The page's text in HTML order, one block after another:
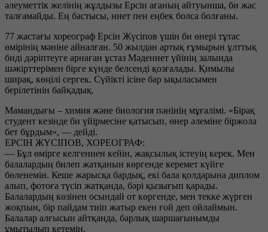
әлеуметтік желінің жұлдызы Ерсін ағаның айтуынша, би жас
талғамайды. Ең бастысы, ниет пен еңбек болса болғаны.
77 жастағы хореограф Ерсін Жүсіпов үшін би өнері тұтас
өмірінің мәніне айналған. 50 жылдан артық ғұмырын ұлттық
биді дәріптеуге арнаған ұстаз Мәдениет үйінің залында
шәкірттерімен бірге күнде белсенді қозғалады. Қимылы
ширақ, көңілі сергек. Сүйікті ісіне бар ықыласымен
берілетінін байқадық.
Мамандығы – химия және биология пәнінің мұғалімі. «Бірақ
студент кезінде би үйірмесіне қатысып, өнер әлеміне біржола
бет бұрдым», — дейді.
ЕРСІН ЖҮСІПОВ, ХОРЕОГРАФ:
— Бұл өмірге келгеннен кейін, жақсылық істеуің керек. Мен
балалардың билеп жатқанын көргенде керемет күйге
бөленемін. Кеше жарысқа бардық, екі бала қолдарына диплом
алып, фотоға түсіп жатқанда, бәрі қызығып қарады.
Балалардың көзінен осындай от көргенде, мен текке жүрген
жоқпын, бір пайдам тиіп жатыр екен ғой деп ойлаймын.
Балалар алғысын айтқанда, барлық шаршағынымды
ұмытылып кетемін.